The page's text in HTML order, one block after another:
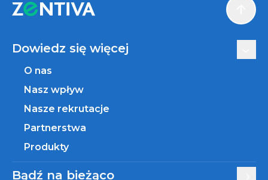
Dowiedz się więcej
O nas
Nasz wpływ
Nasze rekrutacje
Partnerstwa
Produkty
Bądź na bieżąco